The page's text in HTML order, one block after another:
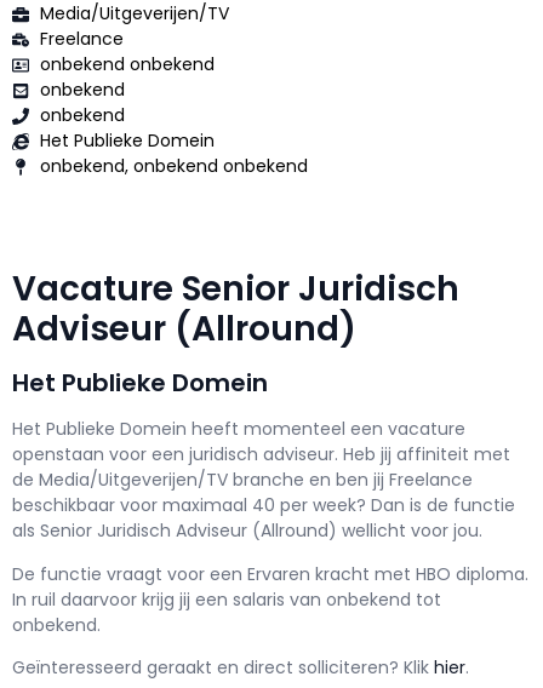
Media/Uitgeverijen/TV
Freelance
onbekend onbekend
onbekend
onbekend
Het Publieke Domein
onbekend, onbekend onbekend
Vacature Senior Juridisch
Adviseur (Allround)
Het Publieke Domein
Het Publieke Domein heeft momenteel een vacature
openstaan voor een juridisch adviseur. Heb jij affiniteit met
de Media/Uitgeverijen/TV branche en ben jij Freelance
beschikbaar voor maximaal 40 per week? Dan is de functie
als Senior Juridisch Adviseur (Allround) wellicht voor jou.
De functie vraagt voor een Ervaren kracht met HBO diploma.
In ruil daarvoor krijg jij een salaris van onbekend tot
onbekend.
Geïnteresseerd geraakt en direct solliciteren? Klik hier.